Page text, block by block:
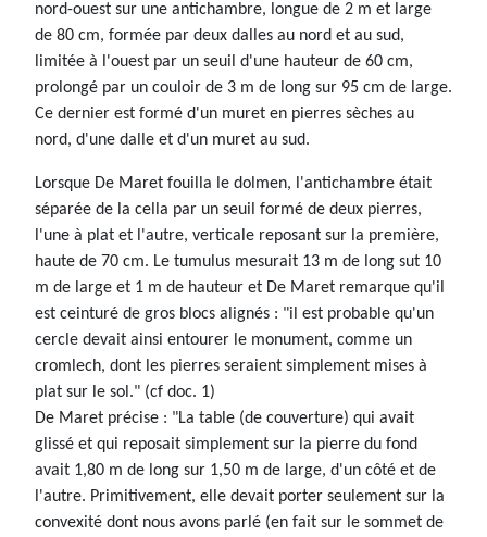
nord-ouest sur une antichambre, longue de 2 m et large
de 80 cm, formée par deux dalles au nord et au sud,
limitée à l'ouest par un seuil d'une hauteur de 60 cm,
prolongé par un couloir de 3 m de long sur 95 cm de large.
Ce dernier est formé d'un muret en pierres sèches au
nord, d'une dalle et d'un muret au sud.
Lorsque De Maret fouilla le dolmen, l'antichambre était
séparée de la cella par un seuil formé de deux pierres,
l'une à plat et l'autre, verticale reposant sur la première,
haute de 70 cm. Le tumulus mesurait 13 m de long sut 10
m de large et 1 m de hauteur et De Maret remarque qu'il
est ceinturé de gros blocs alignés : "il est probable qu'un
cercle devait ainsi entourer le monument, comme un
cromlech, dont les pierres seraient simplement mises à
plat sur le sol." (cf doc. 1)
De Maret précise : "La table (de couverture) qui avait
glissé et qui reposait simplement sur la pierre du fond
avait 1,80 m de long sur 1,50 m de large, d'un côté et de
l'autre. Primitivement, elle devait porter seulement sur la
convexité dont nous avons parlé (en fait sur le sommet de